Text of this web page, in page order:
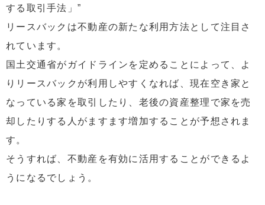
する取引手法」”
リースバックは不動産の新たな利用方法として注目さ
れています。
国土交通省がガイドラインを定めることによって、よ
りリースバックが利用しやすくなれば、現在空き家と
なっている家を取引したり、老後の資産整理で家を売
却したりする人がますます増加することが予想されま
す。
そうすれば、不動産を有効に活用することができるよ
うになるでしょう。